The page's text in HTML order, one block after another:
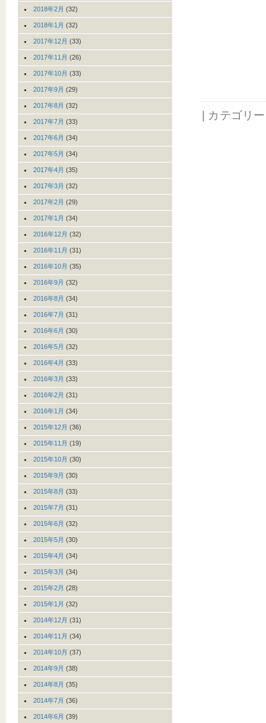
| カテゴリ
2018年2月 (32)
2018年1月 (32)
2017年12月 (33)
2017年11月 (26)
2017年10月 (33)
2017年9月 (29)
2017年8月 (32)
2017年7月 (33)
2017年6月 (34)
2017年5月 (34)
2017年4月 (35)
2017年3月 (32)
2017年2月 (29)
2017年1月 (34)
2016年12月 (32)
2016年11月 (31)
2016年10月 (35)
2016年9月 (32)
2016年8月 (34)
2016年7月 (31)
2016年6月 (30)
2016年5月 (32)
2016年4月 (33)
2016年3月 (33)
2016年2月 (31)
2016年1月 (34)
2015年12月 (36)
2015年11月 (19)
2015年10月 (30)
2015年9月 (30)
2015年8月 (33)
2015年7月 (31)
2015年6月 (32)
2015年5月 (30)
2015年4月 (34)
2015年3月 (34)
2015年2月 (28)
2015年1月 (32)
2014年12月 (31)
2014年11月 (34)
2014年10月 (37)
2014年9月 (38)
2014年8月 (35)
2014年7月 (36)
2014年6月 (39)